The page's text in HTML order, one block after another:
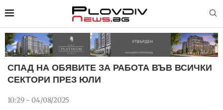
СПАД НА ОБЯВИТЕ ЗА РАБОТА ВЪВ ВСИЧКИ
СЕКТОРИ ПРЕЗ ЮЛИ
10:29 - 04/08/2025